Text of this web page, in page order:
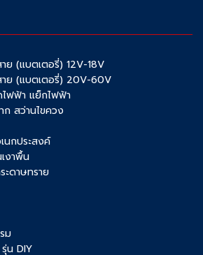
ย (แบตเตอรี่) 12V-18V
าย (แบตเตอรี่) 20V-60V
ไฟฟ้า แย็กไฟฟ้า
ก สว่านไขควง
นกประสงค์
งาพื้น
ะดาษทราย
ม
น DIY